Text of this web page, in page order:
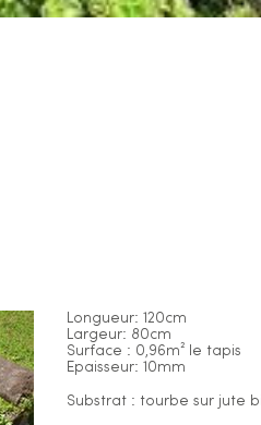
Longueur: 120cm
Largeur: 80cm
Surface : 0,96m² le tapis
Epaisseur: 10mm
Substrat : tourbe sur jute